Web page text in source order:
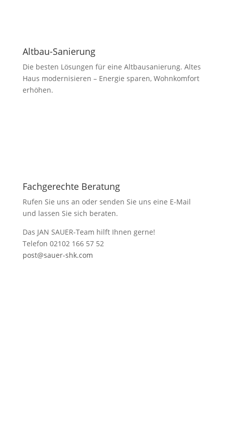
Altbau-Sanierung
Die besten Lösungen für eine Altbausanierung. Altes
Haus modernisieren – Energie sparen, Wohnkomfort
erhöhen.
Fachgerechte Beratung
Rufen Sie uns an oder senden Sie uns eine E-Mail
und lassen Sie sich beraten.
Das JAN SAUER-Team hilft Ihnen gerne!
Telefon 02102 166 57 52
post@sauer-shk.com